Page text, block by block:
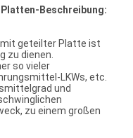
Beschreibung:
geteilter Platte ist
zu dienen.
so vieler
LKWs, etc.
und
zu einem großen